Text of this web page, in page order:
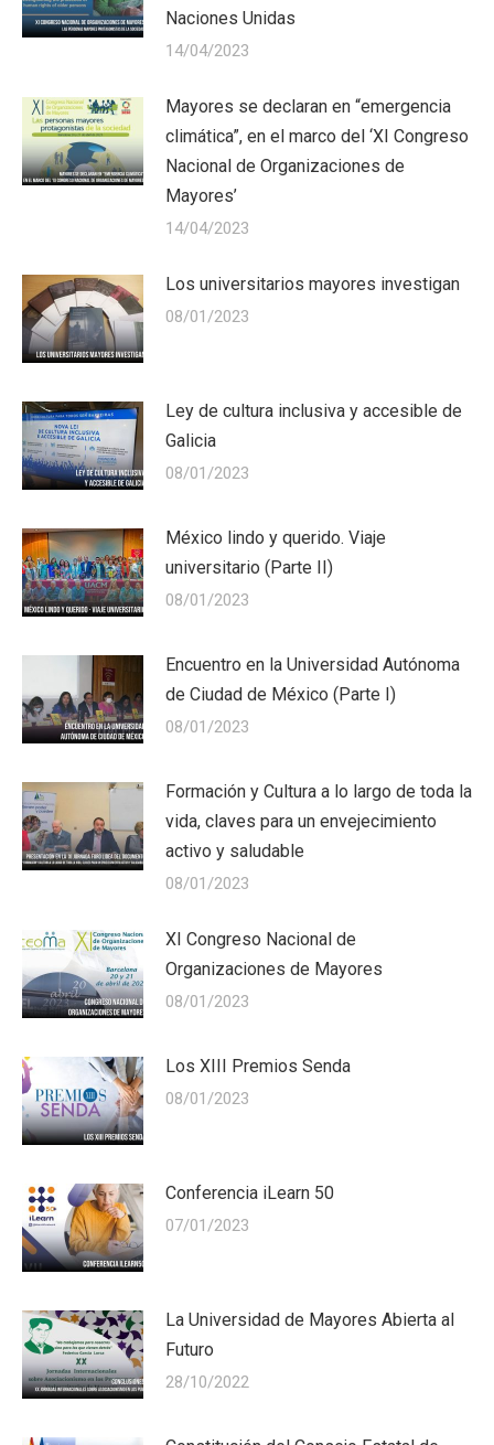
Naciones Unidas
14/04/2023
Mayores se declaran en “emergencia
climática”, en el marco del ‘XI Congreso
Nacional de Organizaciones de
Mayores’
14/04/2023
Los universitarios mayores investigan
08/01/2023
Ley de cultura inclusiva y accesible de
Galicia
08/01/2023
México lindo y querido. Viaje
universitario (Parte II)
08/01/2023
Encuentro en la Universidad Autónoma
de Ciudad de México (Parte I)
08/01/2023
Formación y Cultura a lo largo de toda la
vida, claves para un envejecimiento
activo y saludable
08/01/2023
XI Congreso Nacional de
Organizaciones de Mayores
08/01/2023
Los XIII Premios Senda
08/01/2023
Conferencia iLearn 50
07/01/2023
La Universidad de Mayores Abierta al
Futuro
28/10/2022